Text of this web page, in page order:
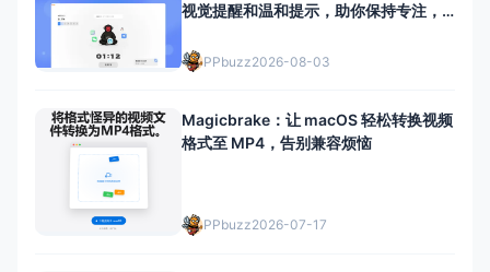
视觉提醒和温和提示，助你保持专注，
PPbuzz2026-08-03
Magicbrake：让 macOS 轻松转换视频
格式至 MP4，告别兼容烦恼
PPbuzz2026-07-17